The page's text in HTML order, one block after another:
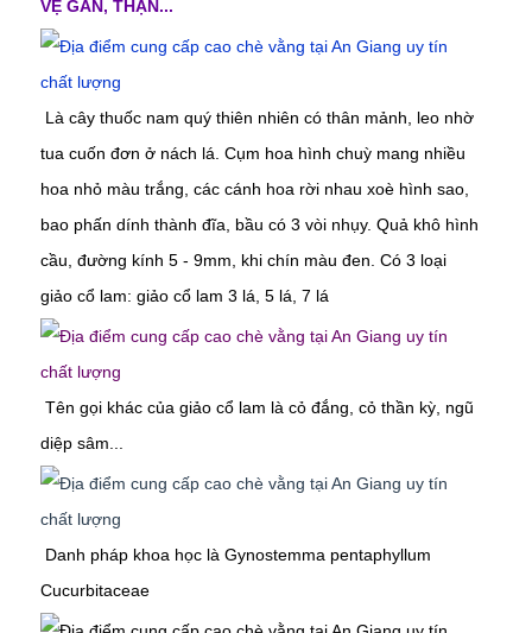
VỆ GAN, THẬN...
Là cây thuốc nam quý thiên nhiên có thân mảnh, leo nhờ
tua cuốn đơn ở nách lá. Cụm hoa hình chuỳ mang nhiều
hoa nhỏ màu trắng, các cánh hoa rời nhau xoè hình sao,
bao phấn dính thành đĩa, bầu có 3 vòi nhụy. Quả khô hình
cầu, đường kính 5 - 9mm, khi chín màu đen. Có 3 loại
giảo cổ lam: giảo cổ lam 3 lá, 5 lá, 7 lá
Tên gọi khác của giảo cổ lam là cỏ đắng, cỏ thần kỳ, ngũ
diệp sâm...
Danh pháp khoa học là Gynostemma pentaphyllum
Cucurbitaceae